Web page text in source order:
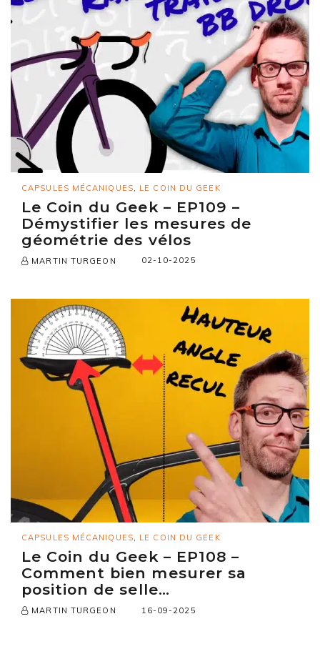
CAPSULES MÉCANIQUES LE COIN DU GEEK
Le Coin du Geek – EP109 –
Démystifier les mesures de
géométrie des vélos
MARTIN TURGEON 02-10-2025
CAPSULES MÉCANIQUES, LE COIN DU GEEK
Le Coin du Geek – EP108 –
Comment bien mesurer sa
position de selle…
MARTIN TURGEON 16-09-2025